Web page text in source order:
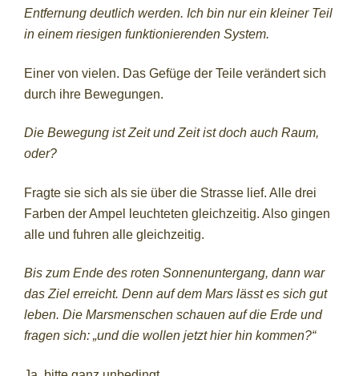
Entfernung deutlich werden. Ich bin nur ein kleiner Teil
in einem riesigen funktionierenden System.
Einer von vielen. Das Gefüge der Teile verändert sich
durch ihre Bewegungen.
Die Bewegung ist Zeit und Zeit ist doch auch Raum,
oder?
Fragte sie sich als sie über die Strasse lief. Alle drei
Farben der Ampel leuchteten gleichzeitig. Also gingen
alle und fuhren alle gleichzeitig.
Bis zum Ende des roten Sonnenuntergang, dann war
das Ziel erreicht. Denn auf dem Mars lässt es sich gut
leben. Die Marsmenschen schauen auf die Erde und
fragen sich: „und die wollen jetzt hier hin kommen?“